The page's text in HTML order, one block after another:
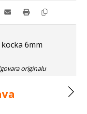
6mm